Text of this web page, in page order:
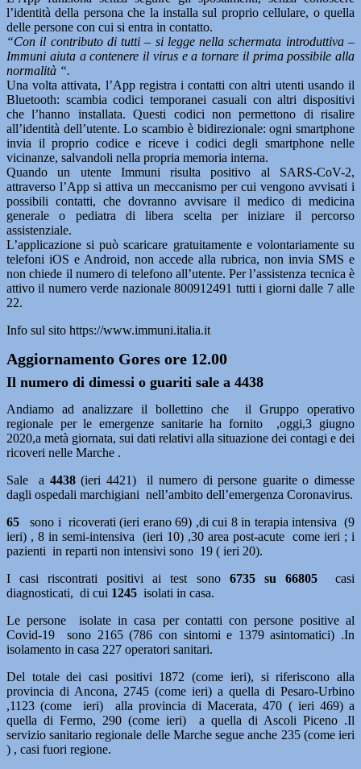
l’identità della persona che la installa sul proprio cellulare, o quella
delle persone con cui si entra in contatto.
“Con il contributo di tutti – si legge nella schermata introduttiva –
Immuni aiuta a contenere il virus e a tornare il prima possibile alla
normalità “.
Una volta attivata, l’App registra i contatti con altri utenti usando il
Bluetooth: scambia codici temporanei casuali con altri dispositivi
che l’hanno installata. Questi codici non permettono di risalire
all’identità dell’utente. Lo scambio è bidirezionale: ogni smartphone
invia il proprio codice e riceve i codici degli smartphone nelle
vicinanze, salvandoli nella propria memoria interna.
Quando un utente Immuni risulta positivo al SARS-CoV-2,
attraverso l’App si attiva un meccanismo per cui vengono avvisati i
possibili contatti, che dovranno avvisare il medico di medicina
generale o pediatra di libera scelta per iniziare il percorso
assistenziale.
L’applicazione si può scaricare gratuitamente e volontariamente su
telefoni iOS e Android, non accede alla rubrica, non invia SMS e
non chiede il numero di telefono all’utente. Per l’assistenza tecnica è
attivo il numero verde nazionale 800912491 tutti i giorni dalle 7 alle
22.
Info sul sito https://www.immuni.italia.it
Aggiornamento Gores ore 12.00
Il numero di dimessi o guariti sale a 4438
Andiamo ad analizzare il bollettino che il Gruppo operativo
regionale per le emergenze sanitarie ha fornito ,oggi,3 giugno
2020,a metà giornata, sui dati relativi alla situazione dei contagi e dei
ricoveri nelle Marche .
Sale a 4438(ieri 4421) il numero di persone guarite o dimesse
dagli ospedali marchigiani nell’ambito dell’emergenza Coronavirus.
65 sono i ricoverati (ieri erano 69) ,di cui 8 in terapia intensiva (9
ieri) , 8 in semi-intensiva (ieri 10) ,30 area post-acute come ieri ; i
pazienti in reparti non intensivi sono 19 ( ieri 20).
I casi riscontrati positivi ai test sono 6735 su 66805casi
diagnosticati, di cui 1245 isolati in casa.
Le persone isolate in casa per contatti con persone positive al
Covid-19 sono 2165 (786 con sintomi e 1379 asintomatici) .In
isolamento in casa 227 operatori sanitari.
Del totale dei casi positivi 1872 (come ieri), si riferiscono alla
provincia di Ancona, 2745 (come ieri) a quella di Pesaro-Urbino
,1123 (come ieri) alla provincia di Macerata, 470 ( ieri 469) a
quella di Fermo, 290 (come ieri) a quella di Ascoli Piceno .Il
servizio sanitario regionale delle Marche segue anche 235 (come ieri
) , casi fuori regione.